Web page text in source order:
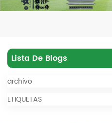
Lista De Blogs
archivo
ETIQUETAS